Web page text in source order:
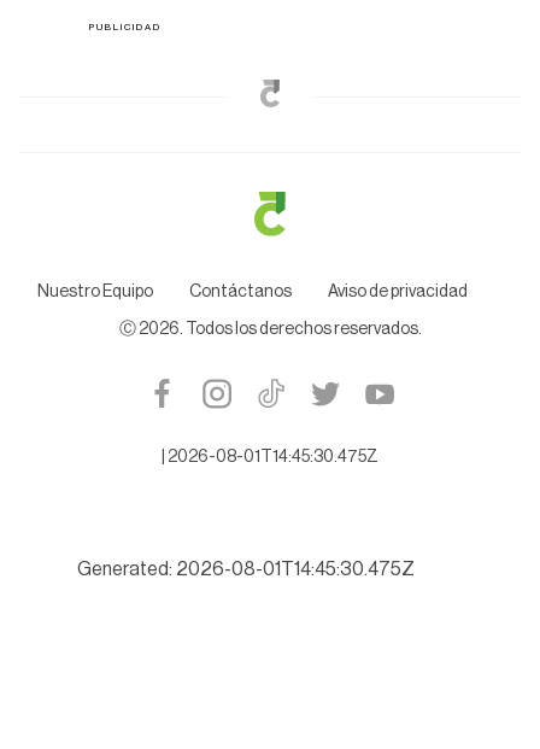
Nuestro Equipo Contáctanos Aviso de privacidad
Ⓒ 2026. Todos los derechos reservados.
2026-08-01T14:45:30.475Z
Generated: 2026-08-01T14:45:30.475Z